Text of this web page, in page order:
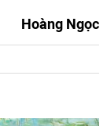
Hoàng Ngọc